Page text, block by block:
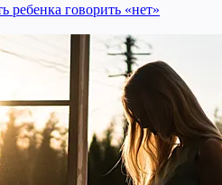
ребенка говорить «нет»